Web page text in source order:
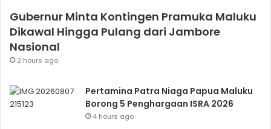
Gubernur Minta Kontingen Pramuka Maluku
Dikawal Hingga Pulang dari Jambore
Nasional
2 hours ago
Pertamina Patra Niaga Papua Maluku
Borong 5 Penghargaan ISRA 2026
4 hours ago